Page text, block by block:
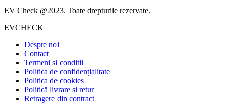
EV Check @2023. Toate drepturile rezervate.
EVCHECK
Despre noi
Contact
Termeni si conditii
Politica de confidențialitate
Politica de cookies
Politică livrare si retur
Retragere din contract